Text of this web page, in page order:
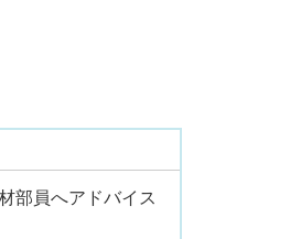
部員へアドバイス